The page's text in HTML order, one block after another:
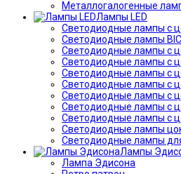
Металлогалогенные
Лампы LED
Светодиодные лампы с
Светодиодные лампы
Светодиодные лампы с
Светодиодные лампы с
Светодиодные лампы с
Светодиодные лампы с
Светодиодные лампы с
Светодиодные лампы с
Светодиодные лампы с
Светодиодные лампы
Светодиодные лампы
Лампы
Лампа Эдисона